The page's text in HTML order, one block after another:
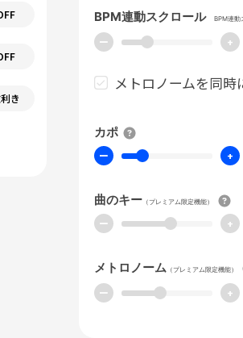
き
BPM連動スクロール BPM連動
ー +
メトロノームを同時
カポ
ー +
曲のキー （プレミアム限定機能）
ー +
メトロノーム （プレミアム限定機能）
ー +